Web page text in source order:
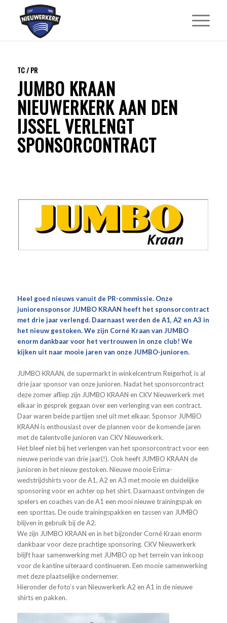
TC / PR
JUMBO KRAAN
NIEUWERKERK AAN DEN
IJSSEL VERLENGT
SPONSORCONTRACT
Heel goed nieuws vanuit de PR-commissie. Onze
juniorensponsor JUMBO KRAAN heeft het sponsorcontract
met drie jaar verlengd. Daarnaast werden de A1, A2 en A3 in
het nieuw gestoken. We zijn Corné Kraan van JUMBO
enorm dankbaar voor het vertrouwen in onze club! We
kijken uit naar mooie jaren van onze JUMBO-junioren.
JUMBO KRAAN, de supermarkt in winkelcentrum Reigerhof, is al
drie jaar sponsor van onze junioren. Nadat het sponsorcontract
deze zomer afliep zijn JUMBO KRAAN en CKV Nieuwerkerk met
elkaar in gesprek gegaan over een verlenging van een contract.
Daar waren beide partijen snel uit met elkaar. Sponsor JUMBO
KRAAN is enthousiast over de plannen voor de komende jaren
met de talentvolle junioren van CKV Nieuwerkerk.
Het bleef niet bij het verlengen van het sponsorcontract voor een
nieuwe periode van drie jaar(!). Ook heeft JUMBO KRAAN de
junioren in het nieuw gestoken. Nieuwe mooie Erima-
wedstrijdshirts voor de A1, A2 en A3 met mooie en duidelijke
sponsoring voor en achter op het shirt. Daarnaast ontvingen de
spelers en coaches van de A1 een mooi nieuwe trainingspak en
een sporttas. De oude trainingspakken en tassen van JUMBO
blijven in gebruik bij de A2.
We zijn JUMBO KRAAN en in het bijzonder Corné Kraan enorm
dankbaar voor deze prachtige sponsoring. CKV Nieuwerkerk
blijft haar samenwerking met JUMBO op het terrein van inkoop
voor de kantine uiteraard continueren. Een mooie samenwerking
met deze plaatselijke ondernemer.
Hieronder de foto’s van Nieuwerkerk A2 en A1 in de nieuwe
shirts en pakken.